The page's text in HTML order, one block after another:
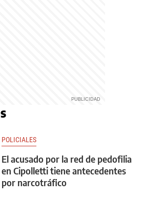
POLICIALES
El acusado por la red de pedofilia
en Cipolletti tiene antecedentes
por narcotráfico